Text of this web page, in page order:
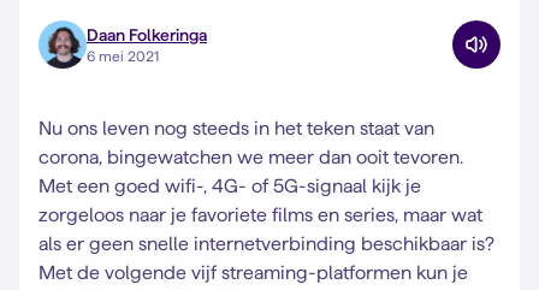
Daan Folkeringa
6 mei 2021
Nu ons leven nog steeds in het teken staat van
corona, bingewatchen we meer dan ooit tevoren.
Met een goed wifi-, 4G- of 5G-signaal kijk je
zorgeloos naar je favoriete films en series, maar wat
als er geen snelle internetverbinding beschikbaar is?
Met de volgende vijf streaming-platformen kun je